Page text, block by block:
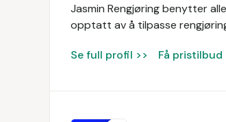
Jasmin Rengjøring benytter
opptatt av å tilpasse
Se full profil >> Få pristilbud